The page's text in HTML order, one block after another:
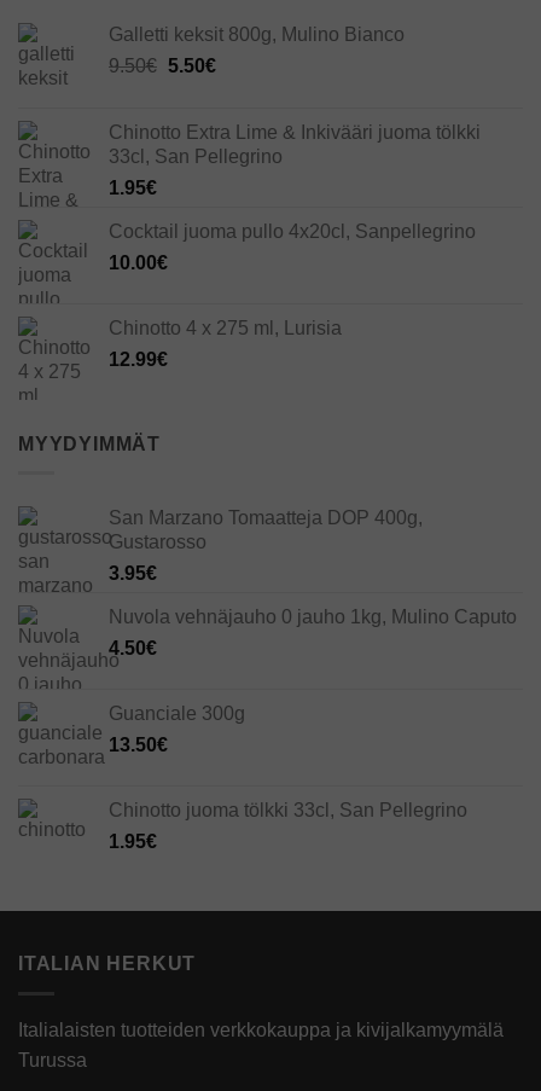
Galletti keksit 800g, Mulino Bianco
9.50€ Alkuperäinen
9.50€.
5.50€Nykyinen
5.50€.
Chinotto Extra Lime & Inkivääri juoma tölkki
33cl, San Pellegrino
1.95€
Cocktail juoma pullo 4x20cl, Sanpellegrino
10.00€
Chinotto 4 x 275 ml, Lurisia
12.99€
MYYDYIMMÄT
San Marzano Tomaatteja DOP 400g,
Gustarosso
3.95€
Nuvola vehnäjauho 0 jauho 1kg, Mulino Caputo
4.50€
Guanciale 300g
13.50€
Chinotto juoma tölkki 33cl, San Pellegrino
1.95€
ITALIAN HERKUT
Italialaisten tuotteiden verkkokauppa ja kivijalkamyymälä
Turussa